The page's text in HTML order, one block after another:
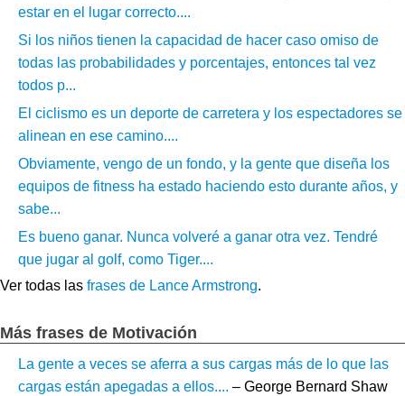
estar en el lugar correcto....
Si los niños tienen la capacidad de hacer caso omiso de
todas las probabilidades y porcentajes, entonces tal vez
todos p...
El ciclismo es un deporte de carretera y los espectadores se
alinean en ese camino....
Obviamente, vengo de un fondo, y la gente que diseña los
equipos de fitness ha estado haciendo esto durante años, y
sabe...
Es bueno ganar. Nunca volveré a ganar otra vez. Tendré
que jugar al golf, como Tiger....
Ver todas las frases de Lance Armstrong.
Más frases de Motivación
La gente a veces se aferra a sus cargas más de lo que las
cargas están apegadas a ellos.... – George Bernard Shaw